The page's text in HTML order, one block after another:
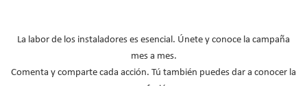
El precio del pellet vuelve a subir…
La labor de los instaladores es esencial. Únete y conoce la campaña
mes a mes.
Comenta y comparte cada acción. Tú también puedes dar a conocer la